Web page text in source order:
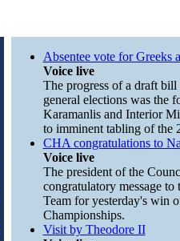
Absentee vote for Greeks
Voice live
The progress of a draft
general elections was the
Karamanlis and Interior
to imminent tabling of the
CHA congratulations to
Voice live
The president of the
congratulatory message
Team for yesterday's win
Championships.
Visit by Theodore II